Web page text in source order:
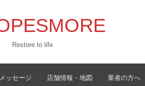
Restore to life
ッセージ 店舗情報・地図 業者の方へ